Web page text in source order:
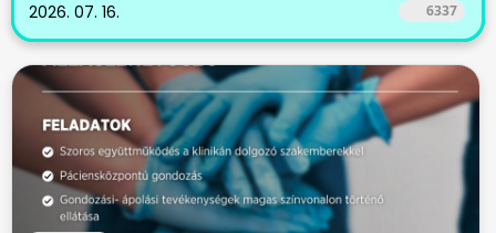
2026. 07. 16. 6337